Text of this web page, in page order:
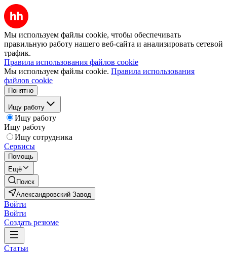
Мы используем файлы cookie, чтобы обеспечивать
правильную работу нашего веб-сайта и анализировать сетевой
трафик.
Правила использования файлов cookie
Мы используем файлы cookie. Правила использования
файлов cookie
Понятно
Ищу работу
Ищу работу
Ищу работу
Ищу сотрудника
Сервисы
Помощь
Ещё
Поиск
Александровский Завод
Войти
Войти
Создать резюме
Статьи